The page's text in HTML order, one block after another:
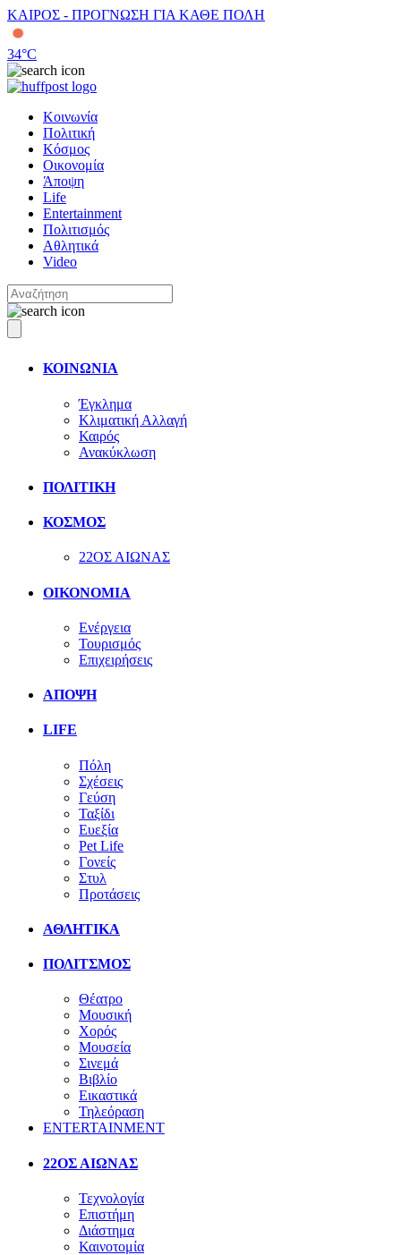
ΚΑΙΡΟΣ - ΠΡΟΓΝΩΣΗ ΓΙΑ ΚΑΘΕ ΠΟΛΗ
34°C
Κοινωνία
Πολιτική
Κόσμος
Οικονομία
Άποψη
Life
Entertainment
Πολιτισμός
Αθλητικά
Video
ΚΟΙΝΩΝΙΑ
Έγκλημα
Κλιματική Αλλαγή
Καιρός
Ανακύκλωση
ΠΟΛΙΤΙΚΗ
ΚΟΣΜΟΣ
22ΟΣ ΑΙΩΝΑΣ
ΟΙΚΟΝΟΜΙΑ
Ενέργεια
Τουρισμός
Επιχειρήσεις
ΑΠΟΨΗ
LIFE
Πόλη
Σχέσεις
Γεύση
Ταξίδι
Ευεξία
Pet Life
Γονείς
Στυλ
Προτάσεις
ΑΘΛΗΤΙΚΑ
ΠΟΛΙΤΣΜΟΣ
Θέατρο
Μουσική
Χορός
Μουσεία
Σινεμά
Βιβλίο
Εικαστικά
Τηλεόραση
ENTERTAINMENT
22ΟΣ ΑΙΩΝΑΣ
Τεχνολογία
Επιστήμη
Διάστημα
Καινοτομία